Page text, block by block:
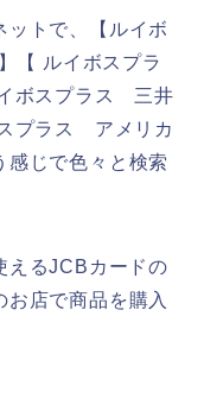
ットで、【ルイボ
ルイボスプラ
ボスプラス 三井
プラス アメリカ
じで色々と検索
えるJCBカードの
店で商品を購入